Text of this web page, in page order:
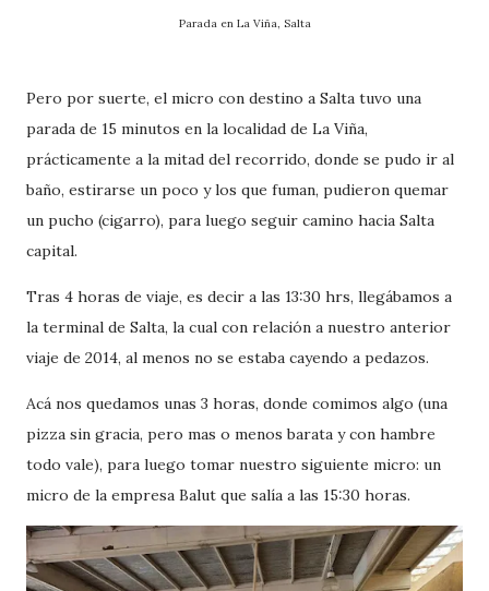
Parada en La Viña, Salta
Pero por suerte, el micro con destino a Salta tuvo una
parada de 15 minutos en la localidad de La Viña,
prácticamente a la mitad del recorrido, donde se pudo ir al
baño, estirarse un poco y los que fuman, pudieron quemar
un pucho (cigarro), para luego seguir camino hacia Salta
capital.
Tras 4 horas de viaje, es decir a las 13:30 hrs, llegábamos a
la terminal de Salta, la cual con relación a nuestro anterior
viaje de 2014, al menos no se estaba cayendo a pedazos.
Acá nos quedamos unas 3 horas, donde comimos algo (una
pizza sin gracia, pero mas o menos barata y con hambre
todo vale), para luego tomar nuestro siguiente micro: un
micro de la empresa Balut que salía a las 15:30 horas.